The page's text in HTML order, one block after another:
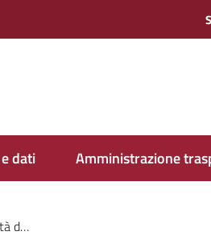
dati Amministrazione